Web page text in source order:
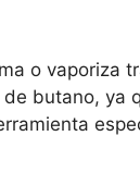
o
butano, ya